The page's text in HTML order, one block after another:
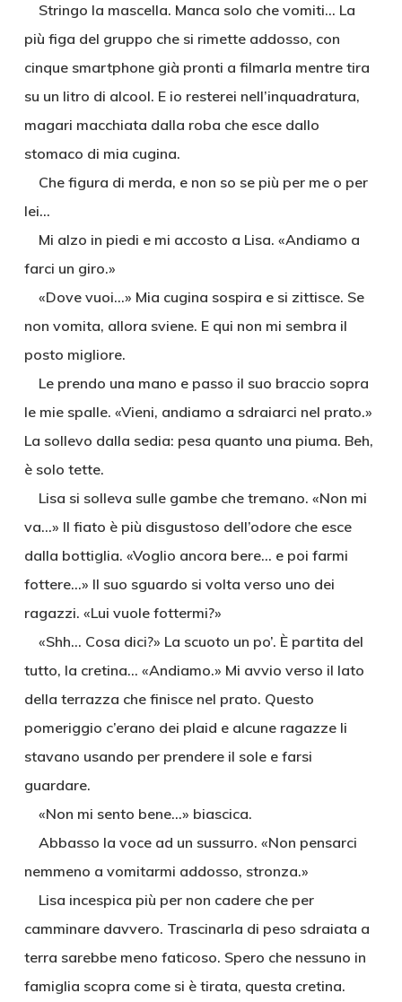
Stringo la mascella. Manca solo che vomiti… La
più figa del gruppo che si rimette addosso, con
cinque smartphone già pronti a filmarla mentre tira
su un litro di alcool. E io resterei nell’inquadratura,
magari macchiata dalla roba che esce dallo
stomaco di mia cugina.
Che figura di merda, e non so se più per me o per
lei…
Mi alzo in piedi e mi accosto a Lisa. «Andiamo a
farci un giro.»
«Dove vuoi…» Mia cugina sospira e si zittisce. Se
non vomita, allora sviene. E qui non mi sembra il
posto migliore.
Le prendo una mano e passo il suo braccio sopra
le mie spalle. «Vieni, andiamo a sdraiarci nel prato.»
La sollevo dalla sedia: pesa quanto una piuma. Beh,
è solo tette.
Lisa si solleva sulle gambe che tremano. «Non mi
va…» Il fiato è più disgustoso dell’odore che esce
dalla bottiglia. «Voglio ancora bere… e poi farmi
fottere…» Il suo sguardo si volta verso uno dei
ragazzi. «Lui vuole fottermi?»
«Shh… Cosa dici?» La scuoto un po’. È partita del
tutto, la cretina… «Andiamo.» Mi avvio verso il lato
della terrazza che finisce nel prato. Questo
pomeriggio c’erano dei plaid e alcune ragazze li
stavano usando per prendere il sole e farsi
guardare.
«Non mi sento bene…» biascica.
Abbasso la voce ad un sussurro. «Non pensarci
nemmeno a vomitarmi addosso, stronza.»
Lisa incespica più per non cadere che per
camminare davvero. Trascinarla di peso sdraiata a
terra sarebbe meno faticoso. Spero che nessuno in
famiglia scopra come si è tirata, questa cretina.